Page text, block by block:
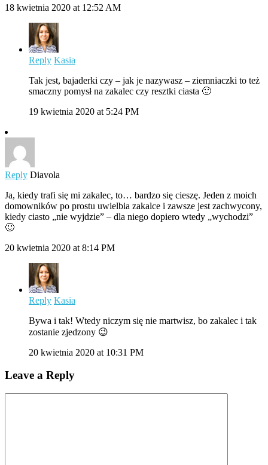
18 kwietnia 2020 at 12:52 AM
Reply Kasia
Tak jest, bajaderki czy – jak je nazywasz – ziemniaczki to też
smaczny pomysł na zakalec czy resztki ciasta 🙂
19 kwietnia 2020 at 5:24 PM
Reply Diavola
Ja, kiedy trafi się mi zakalec, to… bardzo się cieszę. Jeden z moich
domowników po prostu uwielbia zakalce i zawsze jest zachwycony,
kiedy ciasto „nie wyjdzie” – dla niego dopiero wtedy „wychodzi”
🙂
20 kwietnia 2020 at 8:14 PM
Reply Kasia
Bywa i tak! Wtedy niczym się nie martwisz, bo zakalec i tak
zostanie zjedzony 😉
20 kwietnia 2020 at 10:31 PM
Leave a Reply